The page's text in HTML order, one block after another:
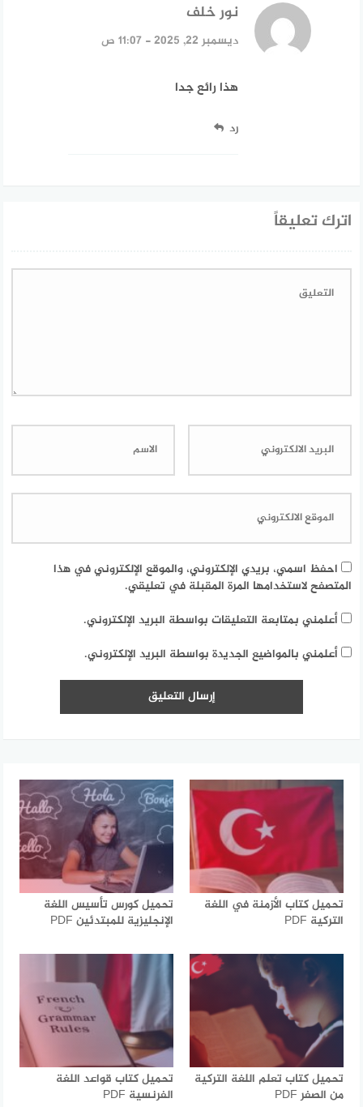
نور خلف
ديسمبر 22, 2025 - 11:07 ص
هذا رائع جدا
رد
اترك تعليقاً
احفظ اسمي، بريدي الإلكتروني، والموقع الإلكتروني في هذا
المتصفح لاستخدامها المرة المقبلة في تعليقي.
أعلمني بمتابعة التعليقات بواسطة البريد الإلكتروني.
أعلمني بالمواضيع الجديدة بواسطة البريد الإلكتروني.
تحميل كتاب الأزمنة في اللغة
التركية PDF
تحميل كورس تأسيس اللغة
الإنجليزية للمبتدئين PDF
تحميل كتاب تعلم اللغة التركية
من الصفر PDF
تحميل كتاب قواعد اللغة
الفرنسية PDF